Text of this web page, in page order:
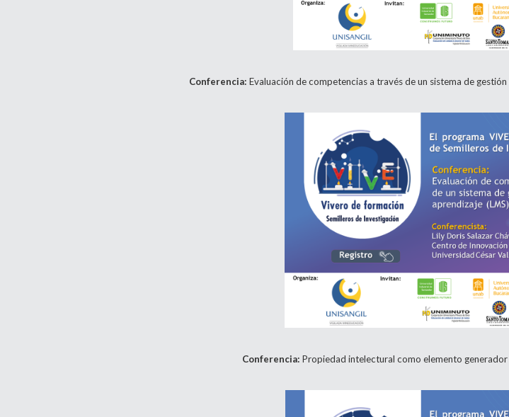
Conferencia: Evaluación de competencias a través de un sistema de
Conferencia: Propiedad intelectural como elemento